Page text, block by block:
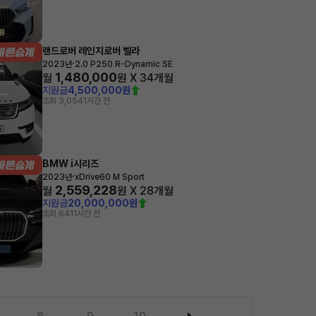
랜드로버 레인지로버 벨라
2023년·2.0 P250 R-Dynamic SE
월 1,480,000원 X 34개월
지원금4,500,000원
조회 3,0541시간 전
BMW i시리즈
2023년·xDrive60 M Sport
월 2,559,228원 X 28개월
지원금20,000,000원
조회 641 1시간 전